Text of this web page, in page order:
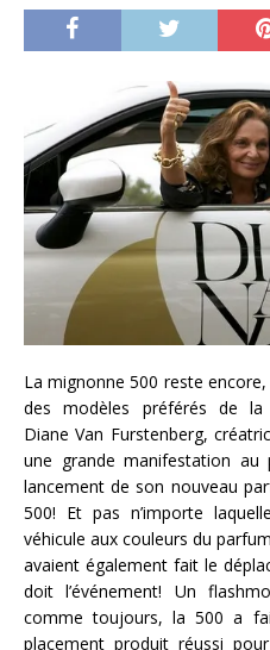
La mignonne 500 reste
des modèles préférés de la
Diane Van Furstenberg,
une grande manifestation
lancement de son nouveau
500! Et pas n’importe
véhicule aux couleurs du
avaient également fait le
doit l’événement! Un
comme toujours, la 500 a
placement produit réussi